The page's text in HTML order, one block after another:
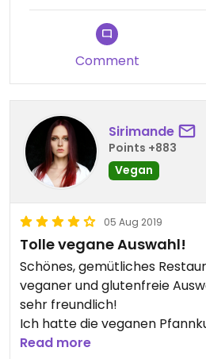
Comment
Sirimande
Points +883
Vegan
05 Aug 2019
Tolle vegane Auswahl!
Schönes, gemütliches
veganer und glutenfreie
sehr freundlich!
Ich hatte die veganen
Grütze und einen Kakao. Die
Read more